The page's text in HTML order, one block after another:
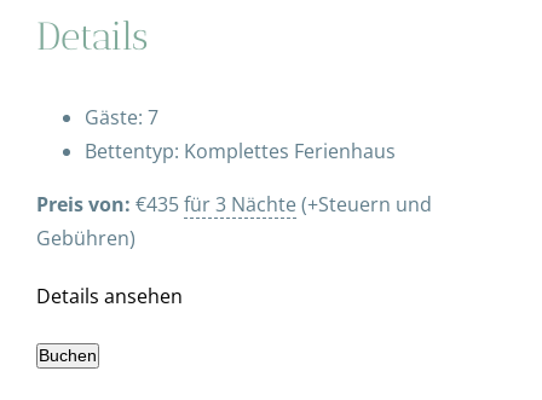
Details
Gäste: 7
Bettentyp: Komplettes Ferienhaus
Preis von: €435für 3 Nächte(+Steuern und
Gebühren)
Details ansehen
Buchen